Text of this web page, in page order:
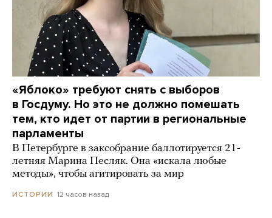
«Яблоко» требуют снять с выборов
в Госдуму. Но это не должно помешать
тем, кто идет от партии в региональные
парламенты
В Петербурге в заксобрание баллотируется 21-
летняя Марина Песляк. Она «искала любые
методы», чтобы агитировать за мир
ИСТОРИИ 12 часов назад